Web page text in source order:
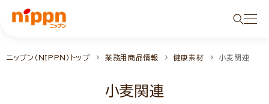
ニップン（NIPPN）トップ 業務用商品情報 健康素材 小麦関連
小麦関連